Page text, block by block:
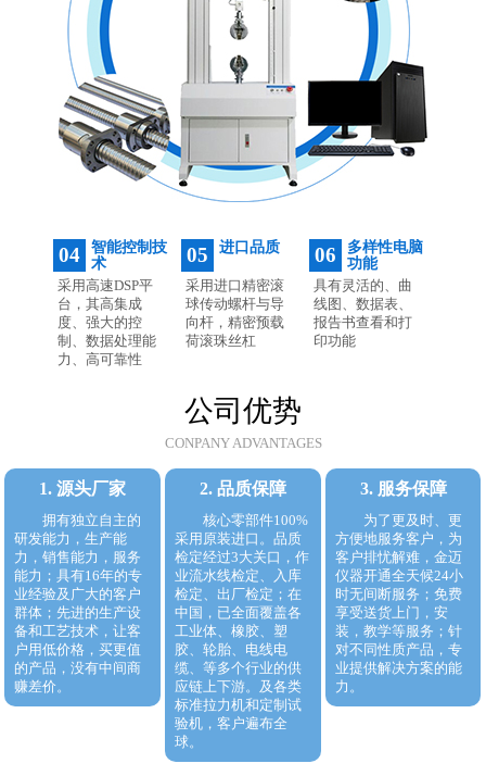
04
智能控制技
术
采用高速DSP平
台，其高集成
度、强大的控
制、数据处理能
力、高可靠性
05 进口品质
采用进口精密滚
球传动螺杆与导
向杆，精密预载
荷滚珠丝杠
06
多样性电脑
功能
具有灵活的、曲
线图、数据表、
报告书查看和打
印功能
公司优势
CONPANY ADVANTAGES
1. 源头厂家
拥有独立自主的
研发能力，生产能
力，销售能力，服务
能力；具有16年的专
业经验及广大的客户
群体；先进的生产设
备和工艺技术，让客
户用低价格，买更值
的产品，没有中间商
赚差价。
2. 品质保障
核心零部件100%
采用原装进口。品质
检定经过3大关口，作
业流水线检定、入库
检定、出厂检定；在
中国，已全面覆盖各
工业体、橡胶、塑
胶、轮胎、电线电
缆、等多个行业的供
应链上下游。及各类
标准拉力机和定制试
验机，客户遍布全
球。
3. 服务保障
为了更及时、更
方便地服务客户，为
客户排忧解难，金迈
仪器开通全天候24小
时无间断服务；免费
享受送货上门，安
装，教学等服务；针
对不同性质产品，专
业提供解决方案的能
力。